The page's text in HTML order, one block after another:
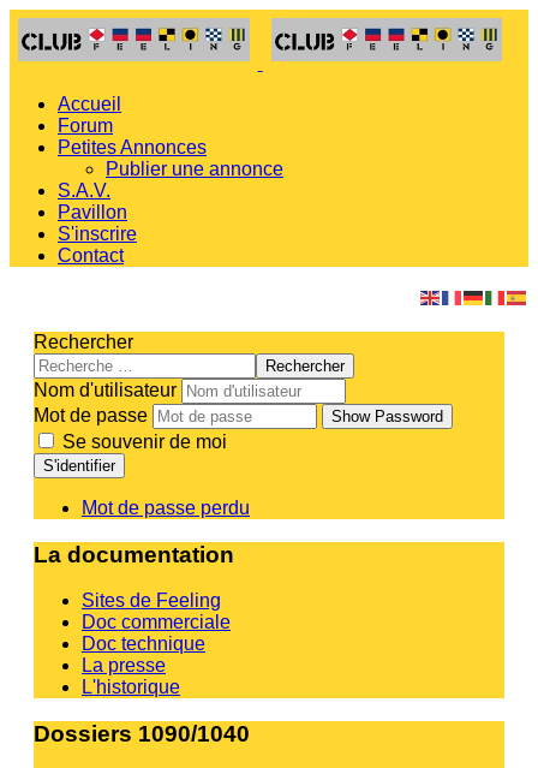
Accueil
Forum
Petites Annonces
Publier une annonce
S.A.V.
Pavillon
S'inscrire
Contact
Rechercher
Rechercher
Nom d'utilisateur
Mot de passe
Show Password
Se souvenir de moi
S'identifier
Mot de passe perdu
La documentation
Sites de Feeling
Doc commerciale
Doc technique
La presse
L'historique
Dossiers 1090/1040